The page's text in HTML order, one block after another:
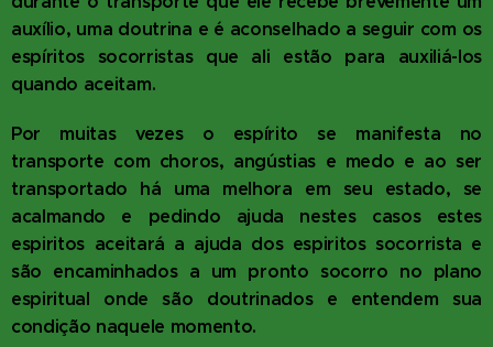
auxílio, uma doutrina e é aconselhado a seguir com os
espíritos socorristas que ali estão para auxiliá-los
quando aceitam.
Por muitas vezes o espírito se manifesta no
transporte com choros, angústias e medo e ao ser
transportado há uma melhora em seu estado, se
acalmando e pedindo ajuda nestes casos estes
espiritos aceitará a ajuda dos espiritos socorrista e
são encaminhados a um pronto socorro no plano
espiritual onde são doutrinados e entendem sua
condição naquele momento.